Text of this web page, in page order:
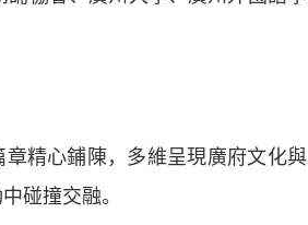
精心鋪陳，多維呈現廣府文化與
碰撞交融。